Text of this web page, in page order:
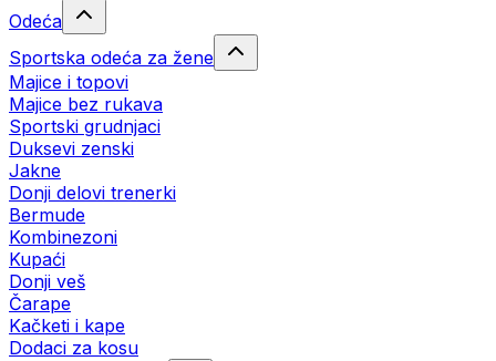
Odeća
Sportska odeća za žene
Majice i topovi
Majice bez rukava
Sportski grudnjaci
Duksevi zenski
Jakne
Donji delovi trenerki
Bermude
Kombinezoni
Kupaći
Donji veš
Čarape
Kačketi i kape
Dodaci za kosu